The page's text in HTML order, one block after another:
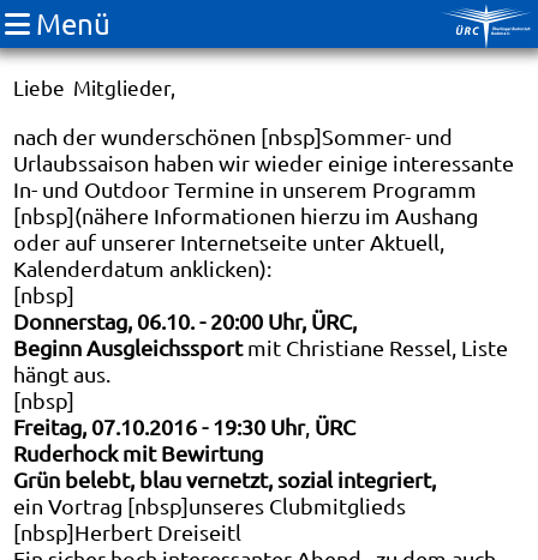
Menü
Unsere Oktobertermine
Liebe Mitglieder,
nach der wunderschönen [nbsp]Sommer- und
Urlaubssaison haben wir wieder einige interessante
In- und Outdoor Termine in unserem Programm
[nbsp](nähere Informationen hierzu im Aushang
oder auf unserer Internetseite unter Aktuell,
Kalenderdatum anklicken):
[nbsp]
Donnerstag, 06.10. - 20:00 Uhr, ÜRC,
Beginn Ausgleichssportmit Christiane Ressel, Liste
hängt aus.
[nbsp]
Freitag, 07.10.2016 - 19:30 Uhr, ÜRC
Ruderhock mit Bewirtung
Grün belebt, blau vernetzt, sozial integriert,
ein Vortrag [nbsp]unseres Clubmitglieds
[nbsp]Herbert Dreiseitl